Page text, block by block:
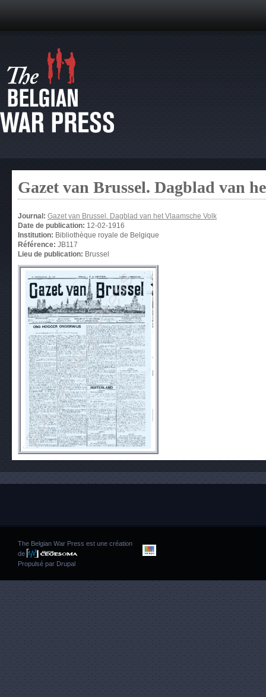
Gazet van Brussel. Dagblad van
Journal: Gazet van Brussel. Dagblad van het Vlaamsche Volk
Date de publication: 12-02-1916
Institution: Bibliothèque royale de Belgique
Référence: JB117
Lieu de publication: Brussel
The Belgian War Press est une création
de
Propulsé par Drupal